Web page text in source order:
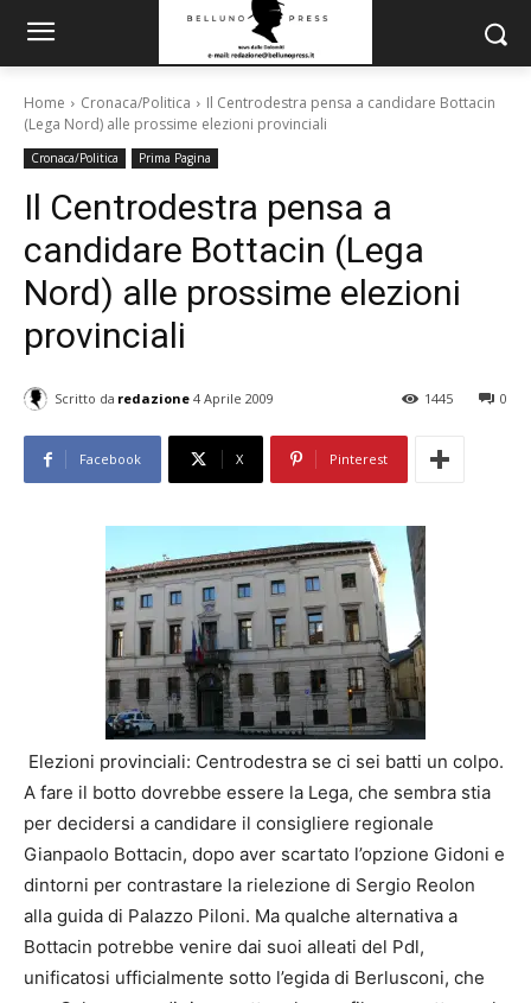
Home Cronaca/Politica
Il Centrodestra pensa a candidare Bottacin
(Lega Nord) alle prossime elezioni provinciali
Cronaca/Politica Prima Pagina
Il Centrodestra pensa a
candidare Bottacin (Lega
Nord) alle prossime elezioni
provinciali
Scritto da redazione 4 Aprile 2009 0
1445
Facebook X Pinterest
Elezioni provinciali: Centrodestra se ci sei batti un colpo.
A fare il botto dovrebbe essere la Lega, che sembra stia
per decidersi a candidare il consigliere regionale
Gianpaolo Bottacin, dopo aver scartato l’opzione Gidoni e
dintorni per contrastare la rielezione di Sergio Reolon
alla guida di Palazzo Piloni. Ma qualche alternativa a
Bottacin potrebbe venire dai suoi alleati del Pdl,
unificatosi ufficialmente sotto l’egida di Berlusconi, che